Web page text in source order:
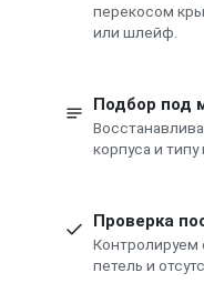
перекосом
или шлейф.
Подбор под
корпуса и типу
Проверка
Контролируем
петель и